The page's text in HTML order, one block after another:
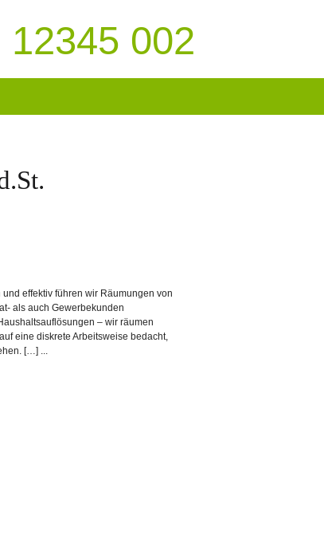
12345 002
effektiv führen wir Räumungen von
als auch Gewerbekunden
– wir räumen
eine diskrete Arbeitsweise bedacht,
[…] ...